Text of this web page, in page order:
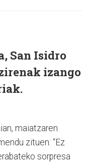
San Isidro
izango
maiatzaren
zituen: “Ez
sorpresa